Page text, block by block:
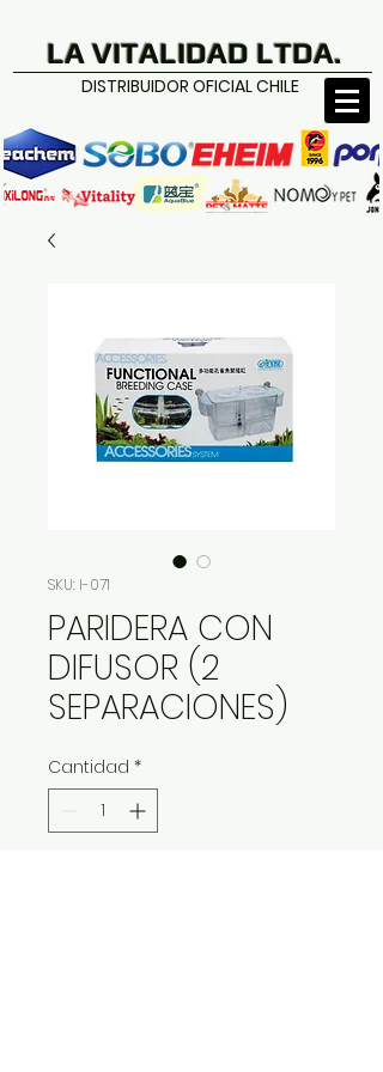
LA VITALIDAD LTDA.
DISTRIBUIDOR OFICIAL CHILE
SKU: I-071
PARIDERA CON
DIFUSOR (2
SEPARACIONES)
Cantidad *